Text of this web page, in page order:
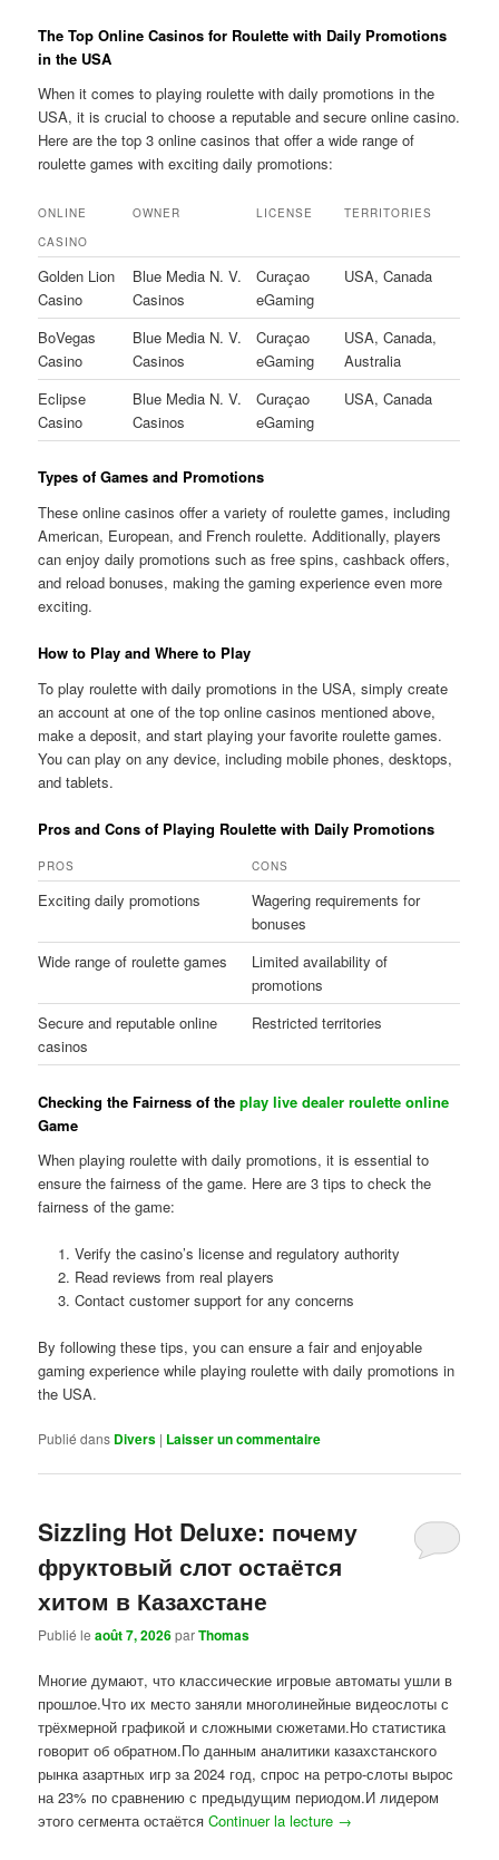
The Top Online Casinos for Roulette with Daily Promotions
in the USA
When it comes to playing roulette with daily promotions in the
USA, it is crucial to choose a reputable and secure online casino.
Here are the top 3 online casinos that offer a wide range of
roulette games with exciting daily promotions:
ONLINE
CASINO
OWNER LICENSE TERRITORIES
Golden Lion
Casino
Blue Media N. V.
Casinos
Curaçao
eGaming
USA, Canada
BoVegas
Casino
Blue Media N. V.
Casinos
Curaçao
eGaming
USA, Canada,
Australia
Eclipse
Casino
Blue Media N. V.
Casinos
Curaçao
eGaming
USA, Canada
Types of Games and Promotions
These online casinos offer a variety of roulette games, including
American, European, and French roulette. Additionally, players
can enjoy daily promotions such as free spins, cashback offers,
and reload bonuses, making the gaming experience even more
exciting.
How to Play and Where to Play
To play roulette with daily promotions in the USA, simply create
an account at one of the top online casinos mentioned above,
make a deposit, and start playing your favorite roulette games.
You can play on any device, including mobile phones, desktops,
and tablets.
Pros and Cons of Playing Roulette with Daily Promotions
PROS CONS
Exciting daily promotions
Wagering requirements for
bonuses
Wide range of roulette games
Limited availability of
promotions
Secure and reputable online
casinos
Restricted territories
Checking the Fairness of theplay live dealer roulette online
Game
When playing roulette with daily promotions, it is essential to
ensure the fairness of the game. Here are 3 tips to check the
fairness of the game:
Verify the casino’s license and regulatory authority
Read reviews from real players
Contact customer support for any concerns
By following these tips, you can ensure a fair and enjoyable
gaming experience while playing roulette with daily promotions in
the USA.
Publié dans Divers | Laisser un commentaire
Sizzling Hot Deluxe: почему
фруктовый слот остаётся
хитом в Казахстане
Publié leaoût 7, 2026parThomas
Многие думают, что классические игровые автоматы ушли в
прошлое.Что их место заняли многолинейные видеослоты с
трёхмерной графикой и сложными сюжетами.Но статистика
говорит об обратном.По данным аналитики казахстанского
рынка азартных игр за 2024 год, спрос на ретро-слоты вырос
на 23% по сравнению с предыдущим периодом.И лидером
этого сегмента остаётсяContinuer la lecture →